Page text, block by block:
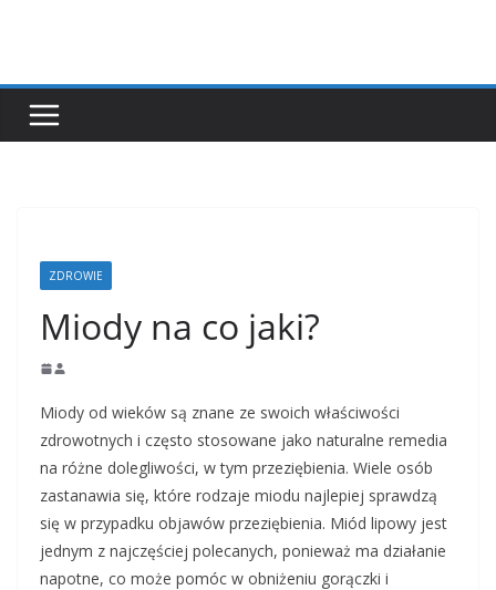
ZDROWIE
Miody na co jaki?
Miody od wieków są znane ze swoich właściwości
zdrowotnych i często stosowane jako naturalne remedia
na różne dolegliwości, w tym przeziębienia. Wiele osób
zastanawia się, które rodzaje miodu najlepiej sprawdzą
się w przypadku objawów przeziębienia. Miód lipowy jest
jednym z najczęściej polecanych, ponieważ ma działanie
napotne, co może pomóc w obniżeniu gorączki i